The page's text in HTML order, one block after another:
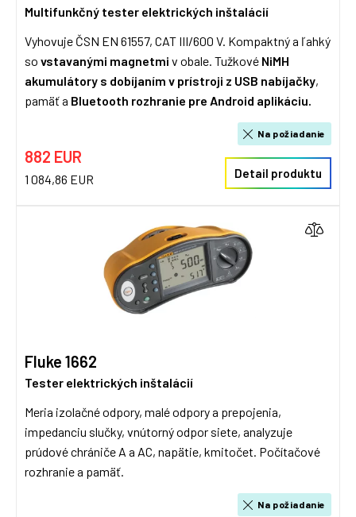
Multifunkčný tester elektrických inštalácií
Vyhovuje ČSN EN 61557, CAT III/600 V. Kompaktný a ľahký
so vstavanými magnetmi v obale. Tužkové NiMH
akumulátory s dobíjaním v prístroji z USB nabíjačky,
pamäť a Bluetooth rozhranie pre Android aplikáciu.
882 EUR
1 084,86 EUR
Na požiadanie
Detail produktu
Fluke 1662
Tester elektrických inštalácií
Meria izolačné odpory, malé odpory a prepojenia,
impedanciu slučky, vnútorný odpor siete, analyzuje
prúdové chrániče A a AC, napätie, kmitočet. Počítačové
rozhranie a pamäť.
Na požiadanie